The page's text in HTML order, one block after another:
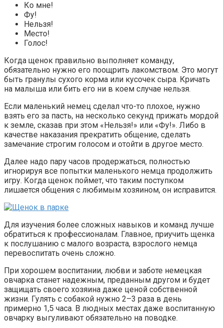
Ко мне!
Фу!
Нельзя!
Место!
Голос!
Когда щенок правильно выполняет команду,
обязательно нужно его поощрить лакомством. Это могут
быть гранулы сухого корма или кусочек сыра. Кричать
на малыша или бить его ни в коем случае нельзя.
Если маленький немец сделал что-то плохое, нужно
взять его за пасть, на несколько секунд прижать мордой
к земле, сказав при этом «Нельзя!» или «Фу!». Либо в
качестве наказания прекратить общение, сделать
замечание строгим голосом и отойти в другое место.
Далее надо пару часов продержаться, полностью
игнорируя все попытки маленького немца продолжить
игру. Когда щенок поймет, что таким поступком
лишается общения с любимым хозяином, он исправится.
Для изучения более сложных навыков и команд лучше
обратиться к профессионалам. Главное, приучить щенка
к послушанию с малого возраста, взрослого немца
перевоспитать очень сложно.
При хорошем воспитании, любви и заботе немецкая
овчарка станет надежным, преданным другом и будет
защищать своего хозяина даже ценой собственной
жизни. Гулять с собакой нужно 2–3 раза в день
примерно 1,5 часа. В людных местах даже воспитанную
овчарку выгуливают обязательно на поводке.